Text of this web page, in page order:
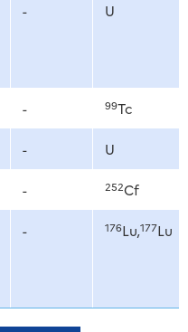
- U
- 99Tc
- U
- 252Cf
- 176Lu,177Lu